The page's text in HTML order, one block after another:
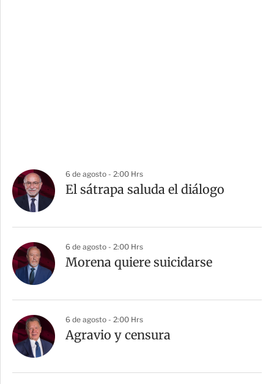
6 de agosto - 2:00 Hrs
El sátrapa saluda el diálogo
6 de agosto - 2:00 Hrs
Morena quiere suicidarse
6 de agosto - 2:00 Hrs
Agravio y censura